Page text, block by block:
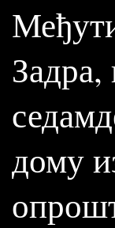
Задра,
дому